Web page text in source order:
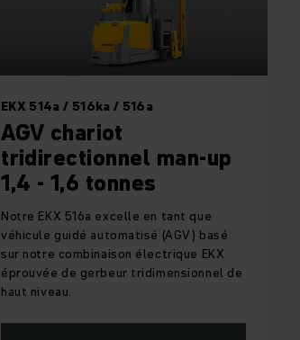
EKX 514a / 516ka / 516a
AGV chariot
tridirectionnel man-up
1,4 - 1,6 tonnes
Notre EKX 516a excelle en tant que
véhicule guidé automatisé (AGV) basé
sur notre combinaison électrique EKX
éprouvée de gerbeur tridimensionnel de
haut niveau.